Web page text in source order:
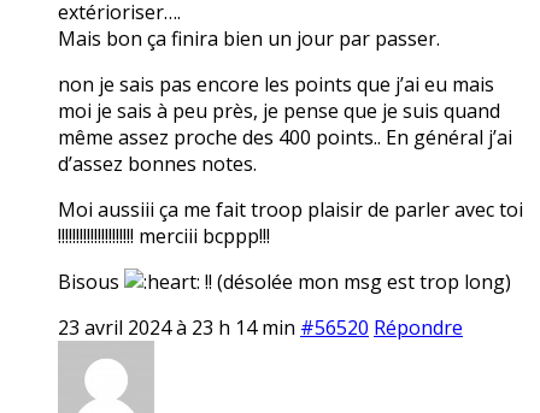
extérioriser….
Mais bon ça finira bien un jour par passer.
non je sais pas encore les points que j’ai eu mais
moi je sais à peu près, je pense que je suis quand
même assez proche des 400 points.. En général j’ai
d’assez bonnes notes.
Moi aussiii ça me fait troop plaisir de parler avec toi
!!!!!!!!!!!!!!!!!!!!! merciii bcppp!!!
Bisous
!! (désolée mon msg est trop long)
23 avril 2024 à 23 h 14 min #56520 Répondre